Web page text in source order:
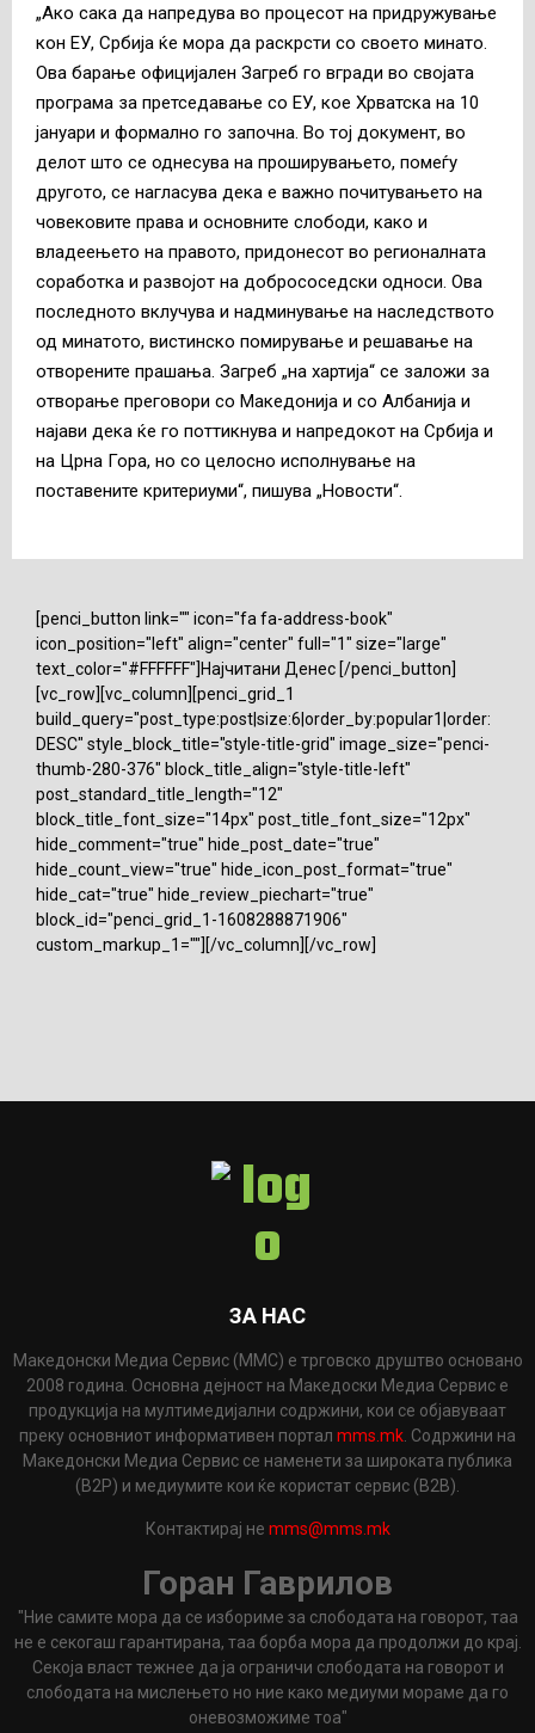
„Ако сака да напредува во процесот на придружување
кон ЕУ, Србија ќе мора да раскрсти со своето минато.
Ова барање официјален Загреб го вгради во својата
програма за претседавање со ЕУ, кое Хрватска на 10
јануари и формално го започна. Во тој документ, во
делот што се однесува на проширувањето, помеѓу
другото, се нагласува дека е важно почитувањето на
човековите права и основните слободи, како и
владеењето на правото, придонесот во регионалната
соработка и развојот на добрососедски односи. Ова
последното вклучува и надминување на наследството
од минатото, вистинско помирување и решавање на
отворените прашања. Загреб „на хартија“ се заложи за
отворање преговори со Македонија и со Албанија и
најави дека ќе го поттикнува и напредокот на Србија и
на Црна Гора, но со целосно исполнување на
поставените критериуми“, пишува „Новости“.
[penci_button link="" icon="fa fa-address-book"
icon_position="left" align="center" full="1" size="large"
text_color="#FFFFFF"]Најчитани Денес [/penci_button]
[vc_row][vc_column][penci_grid_1
build_query="post_type:post|size:6|order_by:popular1|order:
DESC" style_block_title="style-title-grid" image_size="penci-
thumb-280-376" block_title_align="style-title-left"
post_standard_title_length="12"
block_title_font_size="14px" post_title_font_size="12px"
hide_comment="true" hide_post_date="true"
hide_count_view="true" hide_icon_post_format="true"
hide_cat="true" hide_review_piechart="true"
block_id="penci_grid_1-1608288871906"
custom_markup_1=""][/vc_column][/vc_row]
ЗА НАС
Македонски Медиа Сервис (ММС) е трговско друштво основано
2008 година. Основна дејност на Македоски Медиа Сервис е
продукција на мултимедијални содржини, кои се објавуваат
преку основниот информативен портал mms.mk . Содржини на
Македонски Медиа Сервис се наменети за широката публика
(B2P) и медиумите кои ќе користат сервис (B2B).
Контактирај не mms@mms.mk
Горан Гаврилов
"Ние самите мора да се избориме за слободата на говорот, таа
не е секогаш гарантирана, таа борба мора да продолжи до крај.
Секоја власт тежнее да ја ограничи слободата на говорот и
слободата на мислењето но ние како медиуми мораме да го
оневозможиме тоа"